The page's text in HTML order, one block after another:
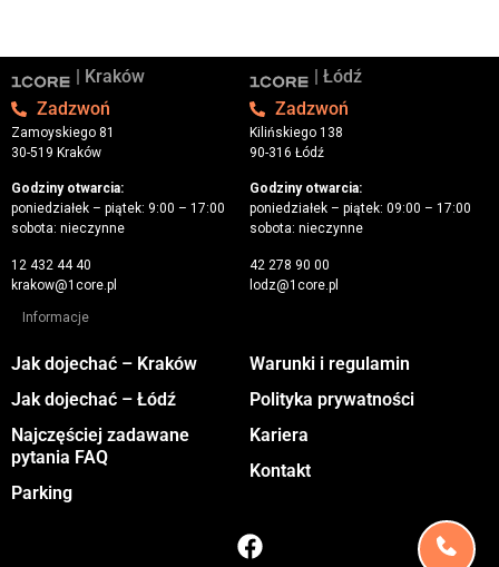
| Kraków
Zadzwoń
Zamoyskiego 81
30-519 Kraków
Godziny otwarcia:
poniedziałek – piątek: 9:00 – 17:00
sobota: nieczynne
12 432 44 40
krakow@1core.pl
Informacje
| Łódź
Zadzwoń
Kilińskiego 138
90-316 Łódź
Godziny otwarcia:
poniedziałek – piątek: 09:00 – 17:00
sobota: nieczynne
42 278 90 00
lodz@1core.pl
Jak dojechać – Kraków
Jak dojechać – Łódź
Najczęściej zadawane
pytania FAQ
Parking
Warunki i regulamin
Polityka prywatności
Kariera
Kontakt